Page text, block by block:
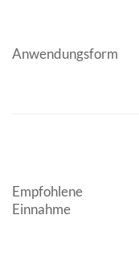
Anwendungsform
Empfohlene
Einnahme